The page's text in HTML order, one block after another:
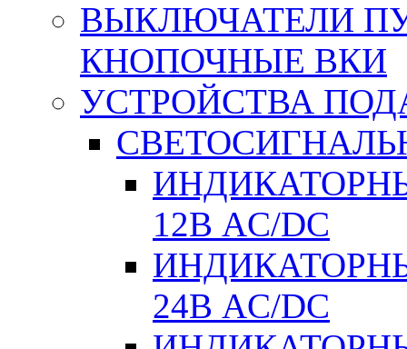
ВЫКЛЮЧАТЕЛИ
КНОПОЧНЫЕ ВКИ
УСТРОЙСТВА
12В AC/DC
24В AC/DC